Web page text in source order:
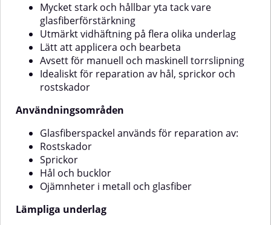
Mycket stark och hållbar yta tack vare
glasfiberförstärkning
Utmärkt vidhäftning på flera olika underlag
Lätt att applicera och bearbeta
Avsett för manuell och maskinell torrslipning
Idealiskt för reparation av hål, sprickor och
rostskador
Användningsområden
Glasfiberspackel används för reparation av:
Rostskador
Sprickor
Hål och bucklor
Ojämnheter i metall och glasfiber
Lämpliga underlag